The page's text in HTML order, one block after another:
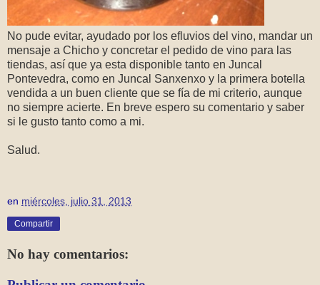
No pude evitar, ayudado por los efluvios del vino, mandar un
mensaje a Chicho y concretar el pedido de vino para las
tiendas, así que ya esta disponible tanto en Juncal
Pontevedra, como en Juncal Sanxenxo y la primera botella
vendida a un buen cliente que se fía de mi criterio, aunque
no siempre acierte. En breve espero su comentario y saber
si le gusto tanto como a mi.
Salud.
en miércoles, julio 31, 2013
Compartir
No hay comentarios: